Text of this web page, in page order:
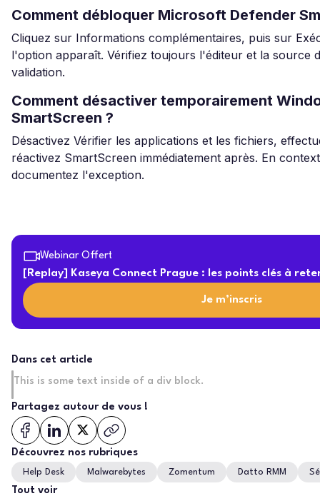
Comment débloquer Microsoft Defender
Cliquez sur Informations complémentaires, puis sur
l'option apparaît. Vérifiez toujours l'éditeur et la source
validation.
Comment désactiver temporairement
SmartScreen ?
Désactivez Vérifier les applications et les fichiers,
réactivez SmartScreen immédiatement après. En
documentez l'exception.
Webinar Offert
[Replay] Kaseya Connect Prague : les points clés à
Je m’inscris
Dans cet article
This is some text inside of a div block.
Partagez autour de vous !
Découvrez nos rubriques
Help Desk Malwarebytes Zomentum Datto RMM
Tout voir